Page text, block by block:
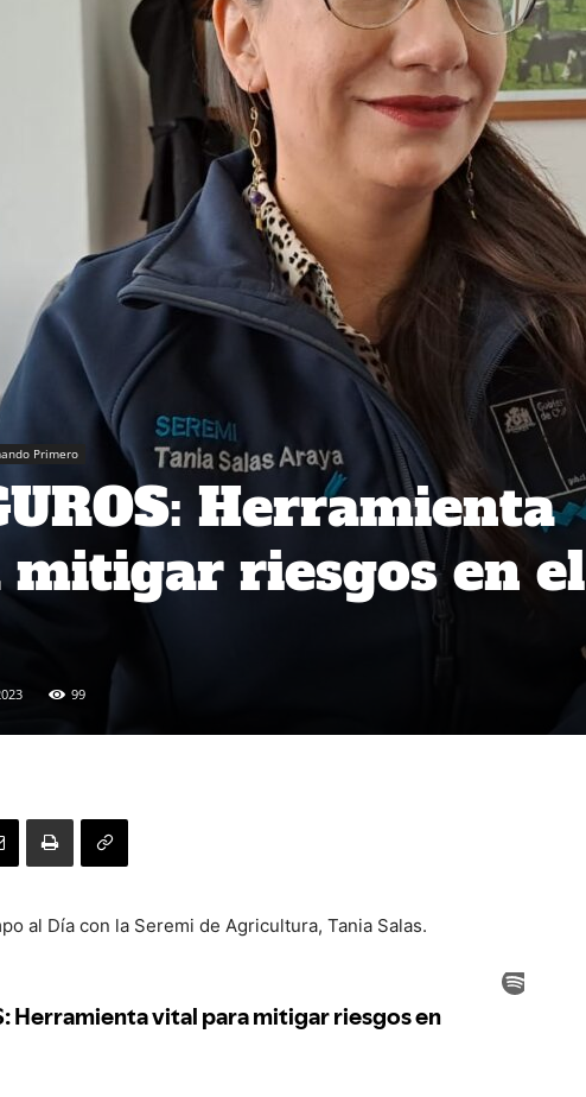
Primero
Herramienta
riesgos en el
99
al Día con la Seremi de Agricultura, Tania Salas.